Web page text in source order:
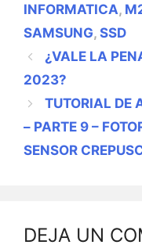
INFORMATICA,
SAMSUNG, SSD
NAVEGACIÓN
DE
¿VALE LA
2023?
TUTORIAL DE
– PARTE 9 –
SENSOR
DEJA UN